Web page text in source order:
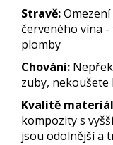
Stravě:
červeného vína
plomby
Chování:
zuby, nekoušete
Kvalitě
kompozity s
jsou odolnější a